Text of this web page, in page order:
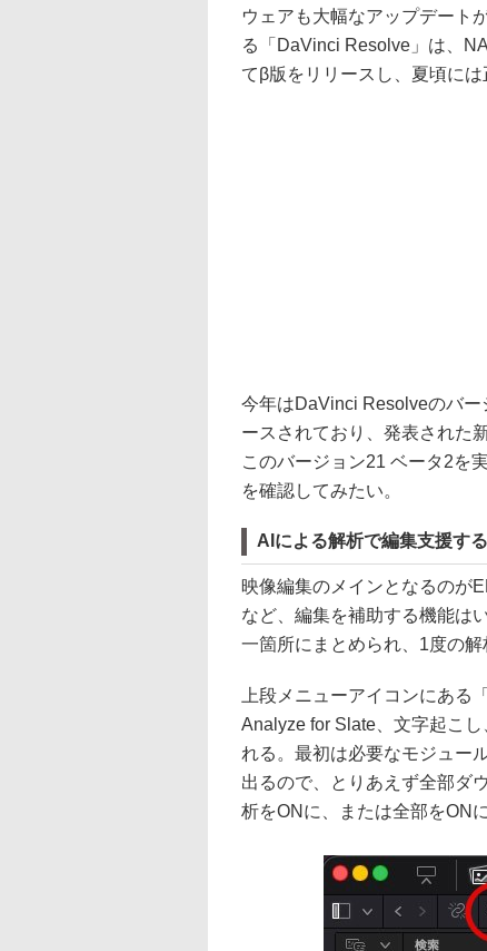
ウェアも大幅なアップデート
る「DaVinci Resolve」は、
てβ版をリリースし、夏頃に
今年はDaVinci Resolveのバー
ースされており、発表された
このバージョン21 ベータ2を
を確認してみたい。
AIによる解析で編集支援す
映像編集のメインとなるのが
など、編集を補助する機能は
一箇所にまとめられ、1度の
上段メニューアイコンにある
Analyze for Slate、文字起こ
れる。最初は必要なモジュー
出るので、とりあえず全部ダ
析をONに、または全部をON